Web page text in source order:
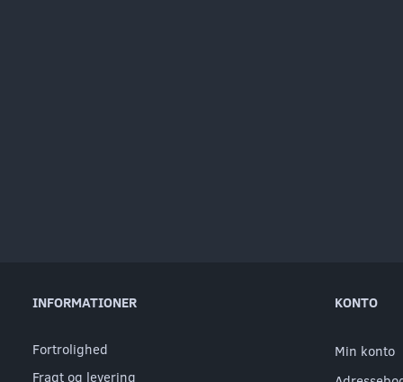
INFORMATIONER
Fortrolighed
Fragt og levering
KONTO
Min konto